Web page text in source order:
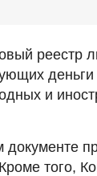
реестр
и
документе
того,